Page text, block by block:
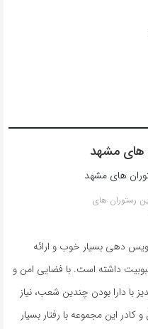
های مشهد
رستوران های
دهی بسیار خوب و ارائه
داشته است. با فضایی امن و
با دارا بودن چندین شعب، نیاز
این مجموعه با رفتار بسیار